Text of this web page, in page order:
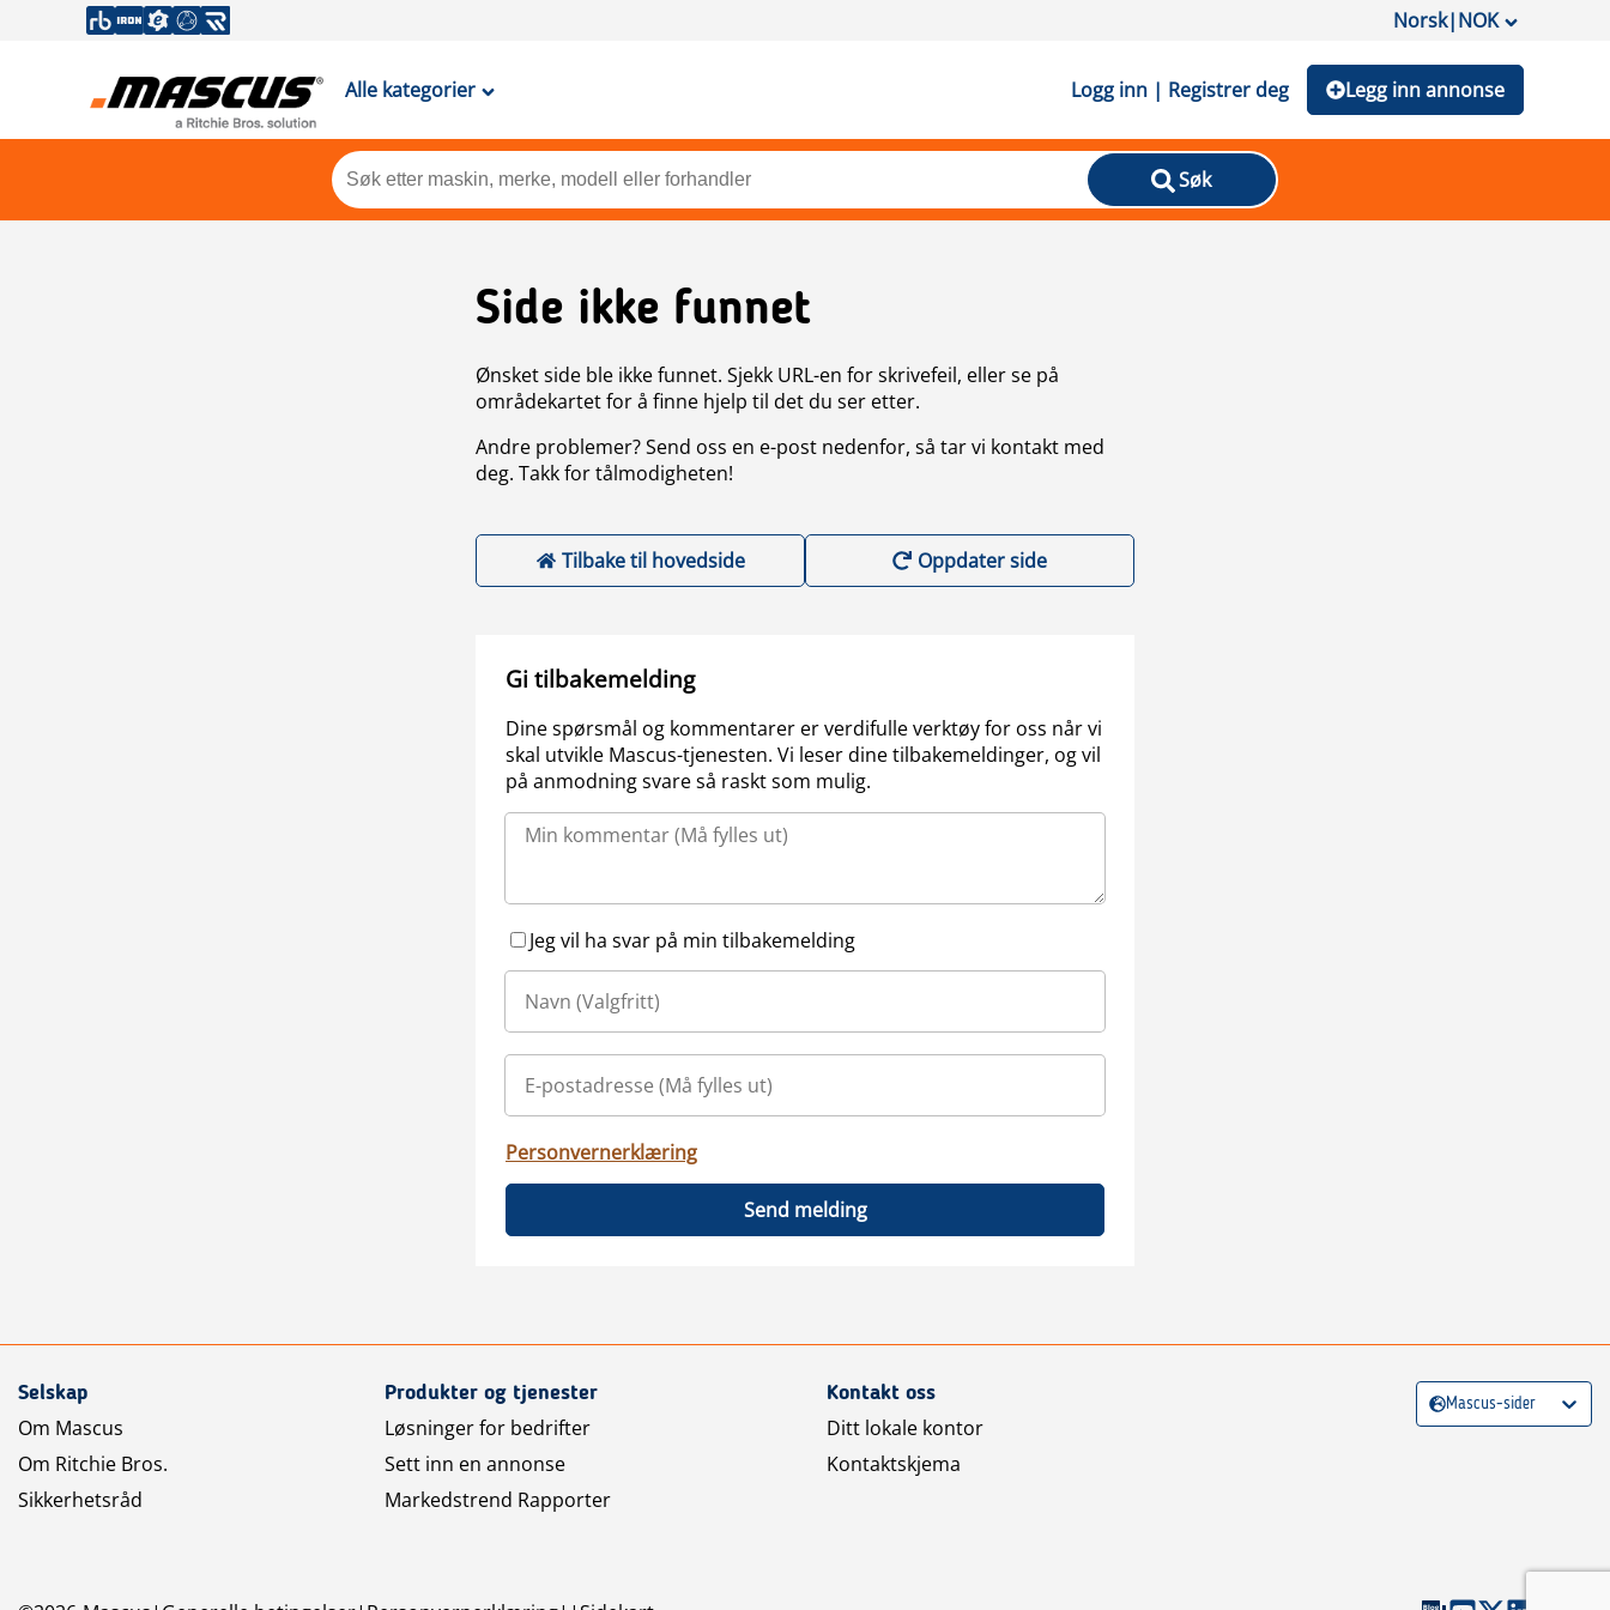
Norsk|NOK
Alle kategorier Logg inn | Registrer deg Legg inn annonse
Søk
Side ikke funnet
Ønsket side ble ikke funnet. Sjekk URL-en for skrivefeil, eller se på
områdekartet for å finne hjelp til det du ser etter.
Andre problemer? Send oss en e-post nedenfor, så tar vi kontakt med
deg. Takk for tålmodigheten!
Tilbake til hovedside Oppdater side
Gi tilbakemelding
Dine spørsmål og kommentarer er verdifulle verktøy for oss når vi
skal utvikle Mascus-tjenesten. Vi leser dine tilbakemeldinger, og vil
på anmodning svare så raskt som mulig.
Jeg vil ha svar på min tilbakemelding
Personvernerklæring
Send melding
Selskap
Om Mascus
Om Ritchie Bros.
Sikkerhetsråd
Produkter og tjenester
Løsninger for bedrifter
Sett inn en annonse
Markedstrend Rapporter
Kontakt oss
Ditt lokale kontor
Kontaktskjema
Mascus-sider